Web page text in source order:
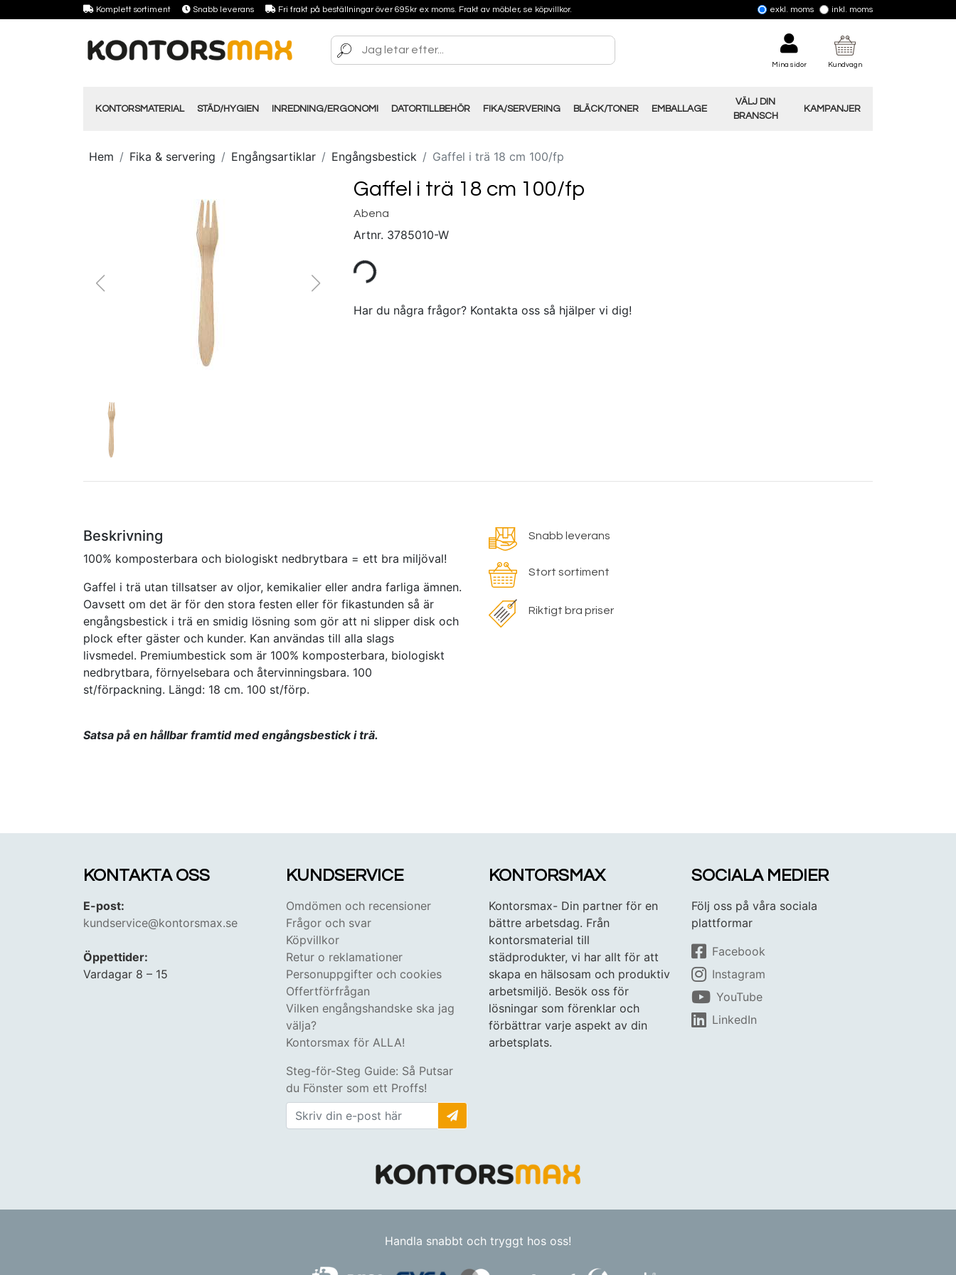
Komplett sortiment Snabb leverans Fri frakt på beställningar över 695kr ex moms. Frakt av möbler, se köpvillkor. exkl. moms inkl. moms
Mina sidor Kundvagn
KONTORSMATERIAL STÄD/HYGIEN INREDNING/ERGONOMI DATORTILLBEHÖR FIKA/SERVERING BLÄCK/TONER EMBALLAGE
VÄLJ DIN
BRANSCH
KAMPANJER
Hem Fika & servering Engångsartiklar Engångsbestick Gaffel i trä 18 cm 100/fp
Gaffel i trä 18 cm 100/fp
Abena
Artnr. 3785010-W
Har du några frågor? Kontakta oss så hjälper vi dig!
Beskrivning
100% komposterbara och biologiskt nedbrytbara = ett bra miljöval!
Gaffel i trä utan tillsatser av oljor, kemikalier eller andra farliga ämnen.
Oavsett om det är för den stora festen eller för fikastunden så är
engångsbestick i trä en smidig lösning som gör att ni slipper disk och
plock efter gäster och kunder. Kan användas till alla slags
livsmedel. Premiumbestick som är 100% komposterbara, biologiskt
nedbrytbara, förnyelsebara och återvinningsbara. 100
st/förpackning. Längd: 18 cm. 100 st/förp.
Satsa på en hållbar framtid med engångsbestick i trä.
Snabb leverans
Stort sortiment
Riktigt bra priser
KONTAKTA OSS
E-post:
kundservice@kontorsmax.se
Öppettider:
Vardagar 8 – 15
KUNDSERVICE
Omdömen och recensioner
Frågor och svar
Köpvillkor
Retur o reklamationer
Personuppgifter och cookies
Offertförfrågan
Vilken engångshandske ska jag
välja?
Kontorsmax för ALLA!
Steg-för-Steg Guide: Så Putsar
du Fönster som ett Proffs!
KONTORSMAX
Kontorsmax- Din partner för en
bättre arbetsdag. Från
kontorsmaterial till
städprodukter, vi har allt för att
skapa en hälsosam och produktiv
arbetsmiljö. Besök oss för
lösningar som förenklar och
förbättrar varje aspekt av din
arbetsplats.
SOCIALA MEDIER
Följ oss på våra sociala
plattformar
Facebook
Instagram
YouTube
LinkedIn
Handla snabbt och tryggt hos oss!